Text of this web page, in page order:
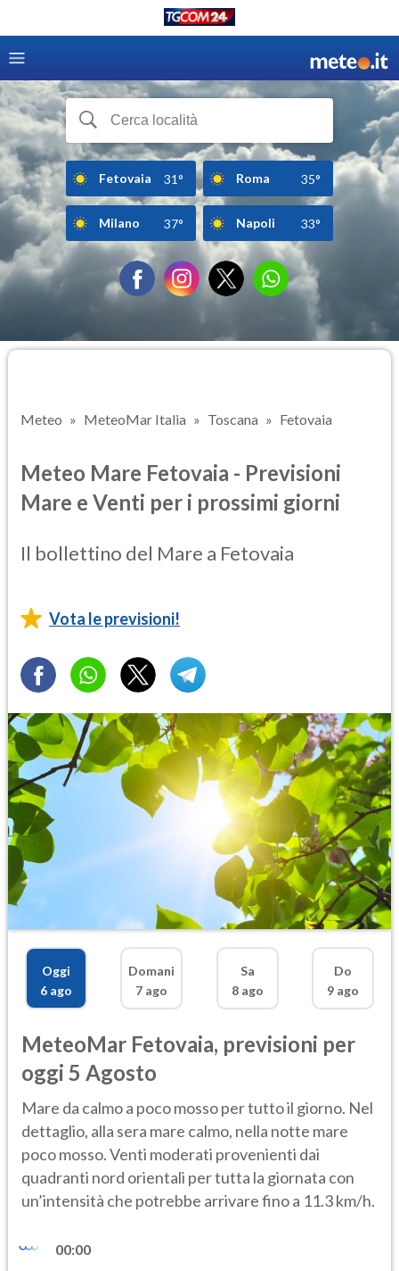
Fetovaia 31° Roma 35°
Milano 37° Napoli 33°
Meteo MeteoMar Italia Toscana Fetovaia
Meteo Mare Fetovaia - Previsioni
Mare e Venti per i prossimi giorni
Il bollettino del Mare a Fetovaia
Vota le previsioni!
Oggi
6 ago
Domani
7 ago
Sa
8 ago
Do
9 ago
MeteoMar Fetovaia, previsioni per
oggi 5 Agosto
Mare da calmo a poco mosso per tutto il giorno. Nel
dettaglio, alla sera mare calmo, nella notte mare
poco mosso. Venti moderati provenienti dai
quadranti nord orientali per tutta la giornata con
un’intensità che potrebbe arrivare fino a 11.3 km/h.
00:00